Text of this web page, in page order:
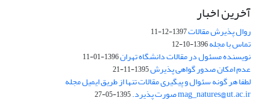
آخرین اخبار
روال پذیرش مقالات1397-12-11
تماس با مجله1396-10-12
نویسنده مسئول در مقالات دانشگاه تهران1396-01-11
عدم امکان صدور گواهی پذیرش1395-11-21
لطفا هر گونه سئوال و پیگیری مقالات تنها از طریق ایمیل مجله
mag_natures@ut.ac.ir صورت پذیرد. 1395-05-27